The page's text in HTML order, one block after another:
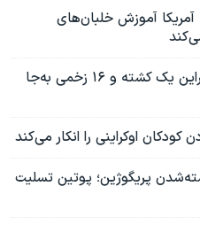
آموزش خلبان‌های
حملات روسیه در روز استقلال اوکراین یک کشته و ۱۶ زخمی به‌جا
اوکراینی را انکار می‌کند
پریگوژین؛ پوتین تسلیت